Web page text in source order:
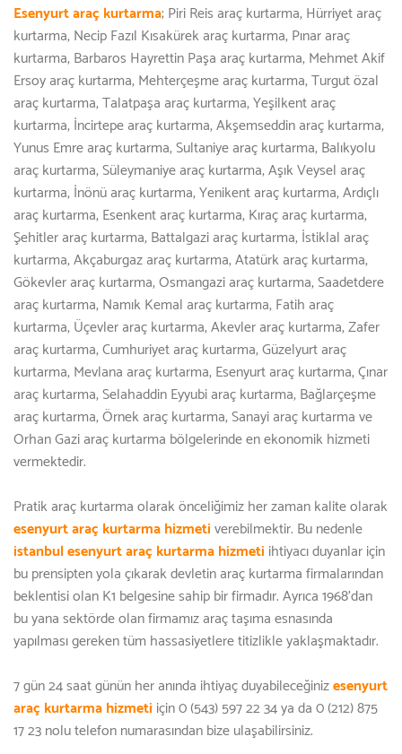
Esenyurt araç kurtarma; Piri Reis araç kurtarma, Hürriyet araç
kurtarma, Necip Fazıl Kısakürek araç kurtarma, Pınar araç
kurtarma, Barbaros Hayrettin Paşa araç kurtarma, Mehmet Akif
Ersoy araç kurtarma, Mehterçeşme araç kurtarma, Turgut özal
araç kurtarma, Talatpaşa araç kurtarma, Yeşilkent araç
kurtarma, İncirtepe araç kurtarma, Akşemseddin araç kurtarma,
Yunus Emre araç kurtarma, Sultaniye araç kurtarma, Balıkyolu
araç kurtarma, Süleymaniye araç kurtarma, Aşık Veysel araç
kurtarma, İnönü araç kurtarma, Yenikent araç kurtarma, Ardıçlı
araç kurtarma, Esenkent araç kurtarma, Kıraç araç kurtarma,
Şehitler araç kurtarma, Battalgazi araç kurtarma, İstiklal araç
kurtarma, Akçaburgaz araç kurtarma, Atatürk araç kurtarma,
Gökevler araç kurtarma, Osmangazi araç kurtarma, Saadetdere
araç kurtarma, Namık Kemal araç kurtarma, Fatih araç
kurtarma, Üçevler araç kurtarma, Akevler araç kurtarma, Zafer
araç kurtarma, Cumhuriyet araç kurtarma, Güzelyurt araç
kurtarma, Mevlana araç kurtarma, Esenyurt araç kurtarma, Çınar
araç kurtarma, Selahaddin Eyyubi araç kurtarma, Bağlarçeşme
araç kurtarma, Örnek araç kurtarma, Sanayi araç kurtarma ve
Orhan Gazi araç kurtarma bölgelerinde en ekonomik hizmeti
vermektedir.
Pratik araç kurtarma olarak önceliğimiz her zaman kalite olarak
esenyurt araç kurtarma hizmetiverebilmektir. Bu nedenle
istanbul esenyurt araç kurtarma hizmeti ihtiyacı duyanlar için
bu prensipten yola çıkarak devletin araç kurtarma firmalarından
beklentisi olan K1 belgesine sahip bir firmadır. Ayrıca 1968'dan
bu yana sektörde olan firmamız araç taşıma esnasında
yapılması gereken tüm hassasiyetlere titizlikle yaklaşmaktadır.
7 gün 24 saat günün her anında ihtiyaç duyabileceğinizesenyurt
araç kurtarma hizmeti için 0 (543) 597 22 34 ya da 0 (212) 875
17 23 nolu telefon numarasından bize ulaşabilirsiniz.